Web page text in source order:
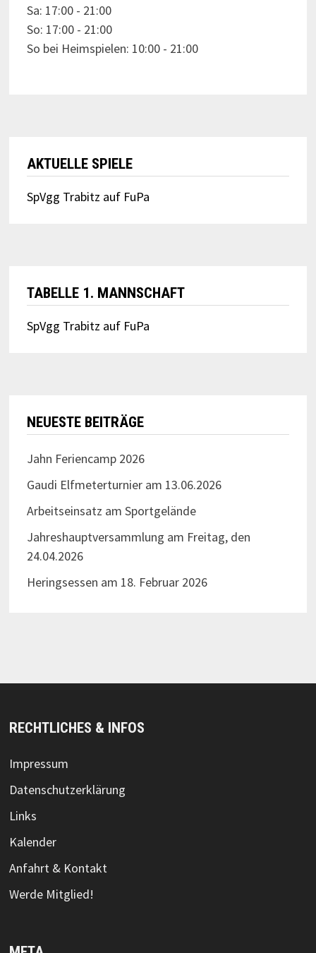
Sa: 17:00 - 21:00
So: 17:00 - 21:00
So bei Heimspielen: 10:00 - 21:00
AKTUELLE SPIELE
SpVgg Trabitz auf FuPa
TABELLE 1. MANNSCHAFT
SpVgg Trabitz auf FuPa
NEUESTE BEITRÄGE
Jahn Feriencamp 2026
Gaudi Elfmeterturnier am 13.06.2026
Arbeitseinsatz am Sportgelände
Jahreshauptversammlung am Freitag, den
24.04.2026
Heringsessen am 18. Februar 2026
RECHTLICHES & INFOS
Impressum
Datenschutzerklärung
Links
Kalender
Anfahrt & Kontakt
Werde Mitglied!